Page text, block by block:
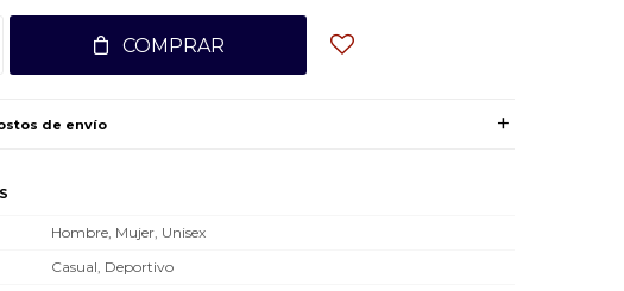
COMPRAR
de envío
Hombre, Mujer, Unisex
Casual, Deportivo